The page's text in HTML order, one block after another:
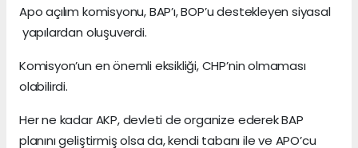
Apo açılım komisyonu, BAP’ı, BOP’u destekleyen siyasal
yapılardan oluşuverdi.
Komisyon’un en önemli eksikliği, CHP’nin olmaması
olabilirdi.
Her ne kadar AKP, devleti de organize ederek BAP
planını geliştirmiş olsa da, kendi tabanı ile ve APO’cu